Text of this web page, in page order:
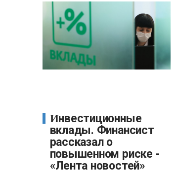
Инвестиционные
вклады. Финансист
рассказал о
повышенном риске -
«Лента новостей»